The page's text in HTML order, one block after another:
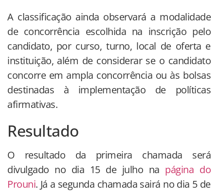
A classificação ainda observará a modalidade
de concorrência escolhida na inscrição pelo
candidato, por curso, turno, local de oferta e
instituição, além de considerar se o candidato
concorre em ampla concorrência ou às bolsas
destinadas à implementação de políticas
afirmativas.
Resultado
O resultado da primeira chamada será
divulgado no dia 15 de julho na página do
Prouni. Já a segunda chamada sairá no dia 5 de